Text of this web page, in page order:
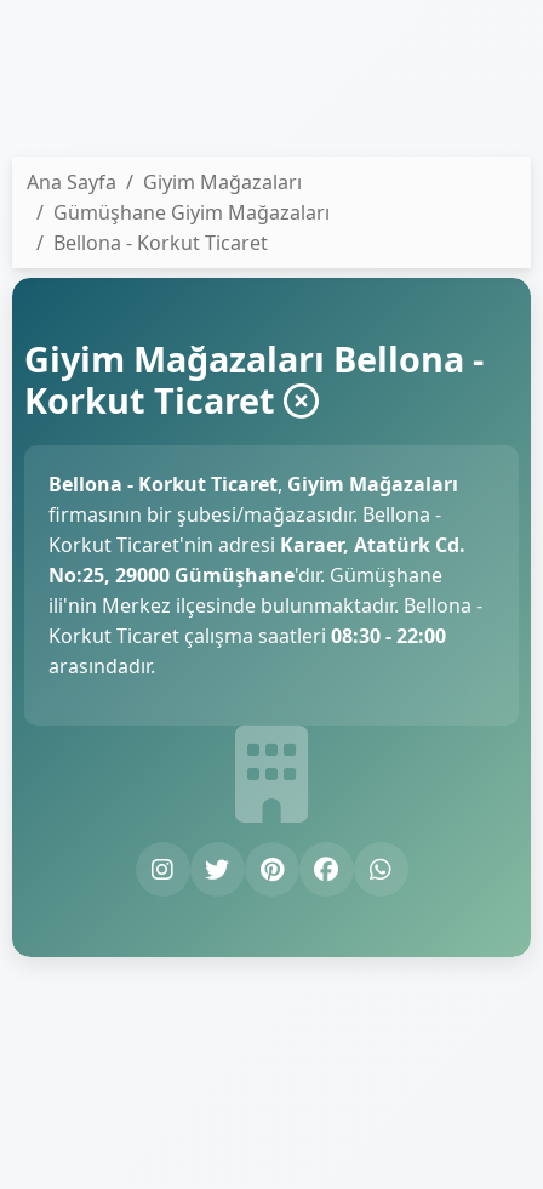
Ana Sayfa
Giyim Mağazaları
Gümüşhane Giyim Mağazaları
Bellona - Korkut Ticaret
Giyim Mağazaları Bellona -
Korkut Ticaret
Bellona - Korkut Ticaret, Giyim Mağazaları
firmasının bir şubesi/mağazasıdır. Bellona -
Korkut Ticaret'nin adresi Karaer, Atatürk Cd.
No:25, 29000 Gümüşhane'dır. Gümüşhane
ili'nin Merkez ilçesinde bulunmaktadır. Bellona -
Korkut Ticaret çalışma saatleri 08:30 - 22:00
arasındadır.